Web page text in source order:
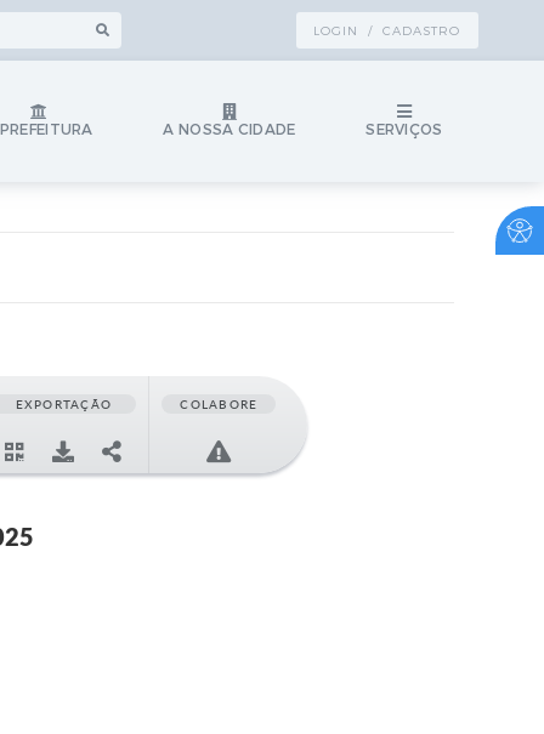
LOGIN / CADASTRO
A NOSSA CIDADE SERVIÇOS
EXPORTAÇÃO COLABORE